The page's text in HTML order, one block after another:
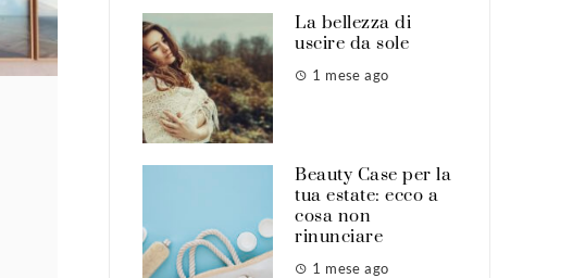
La bellezza di
uscire da sole
1 mese ago
Beauty Case per la
tua estate: ecco a
cosa non
rinunciare
1 mese ago